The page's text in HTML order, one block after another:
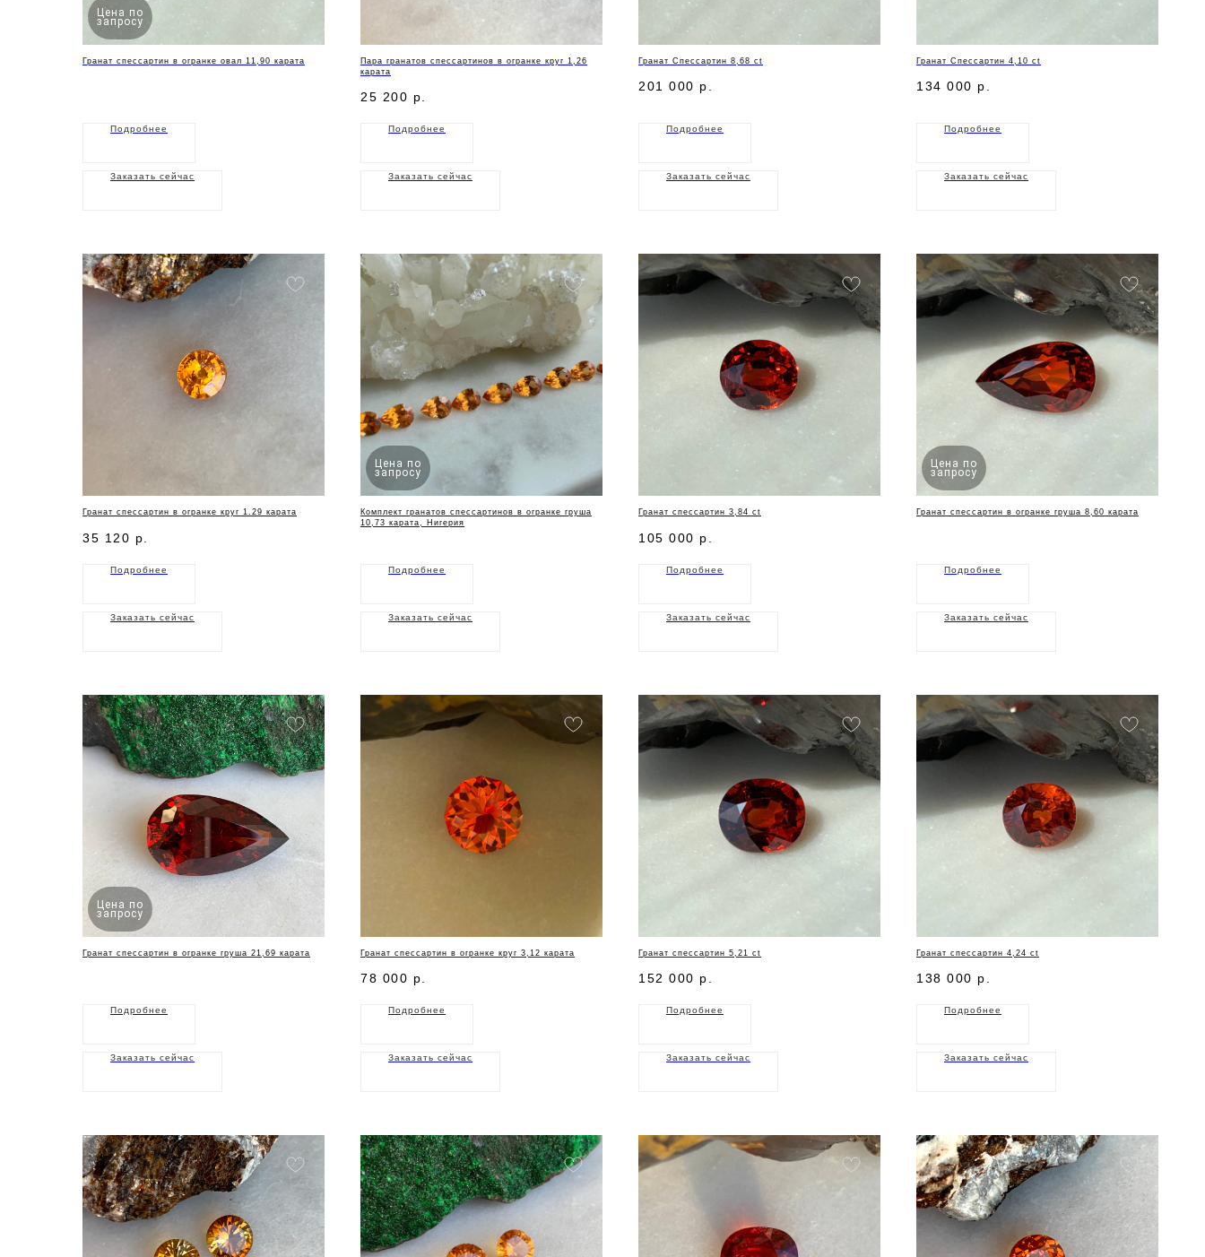
Цена по
запросу
Гранат спессартин в огранке овал 11,90 карата
Подробнее
Заказать сейчас
Пара гранатов спессартинов в огранке круг 1,26
карата
25 200 р.
Подробнее
Заказать сейчас
Гранат Спессартин 8,68 ct
201 000 р.
Подробнее
Заказать сейчас
Гранат Спессартин 4,10 ct
134 000 р.
Подробнее
Заказать сейчас
Гранат спессартин в огранке круг 1.29 карата
35 120 р.
Подробнее
Заказать сейчас
Цена по
запросу
Комплект гранатов спессартинов в огранке груша
10,73 карата, Нигерия
Подробнее
Заказать сейчас
Гранат спессартин 3,84 ct
105 000 р.
Подробнее
Заказать сейчас
Цена по
запросу
Гранат спессартин в огранке груша 8,60 карата
Подробнее
Заказать сейчас
Цена по
запросу
Гранат спессартин в огранке груша 21,69 карата
Подробнее
Заказать сейчас
Гранат спессартин в огранке круг 3,12 карата
78 000 р.
Подробнее
Заказать сейчас
Гранат спессартин 5,21 ct
152 000 р.
Подробнее
Заказать сейчас
Гранат спессартин 4,24 ct
138 000 р.
Подробнее
Заказать сейчас